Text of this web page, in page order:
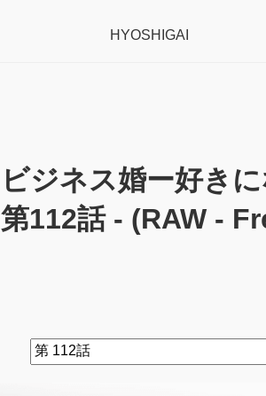
HYOSHIGAI
ビジネス婚ー好き
第112話 - (RAW -